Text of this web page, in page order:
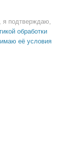
я подтверждаю,
обработки
её условия